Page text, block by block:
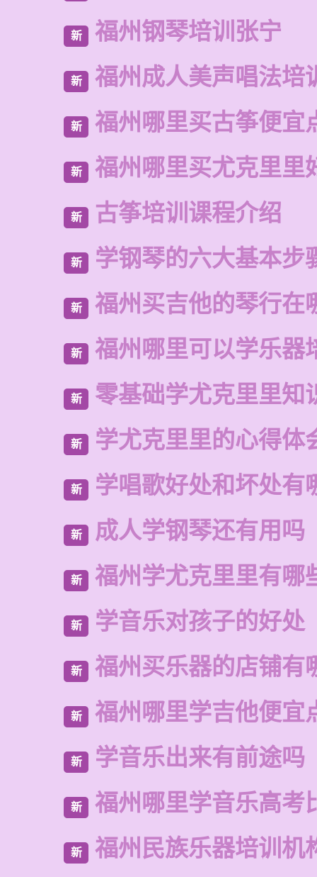
新 福州钢琴培训张宁
新 福州成人美声唱法培
新 福州哪里买古筝便宜
新 福州哪里买尤克里里
新 古筝培训课程介绍
新 学钢琴的六大基本步
新 福州买吉他的琴行在
新 福州哪里可以学乐器
新 零基础学尤克里里知
新 学尤克里里的心得体
新 学唱歌好处和坏处有
新 成人学钢琴还有用吗
新 福州学尤克里里有哪
新 学音乐对孩子的好处
新 福州买乐器的店铺有
新 福州哪里学吉他便宜
新 学音乐出来有前途吗
新 福州哪里学音乐高考
新 福州民族乐器培训机